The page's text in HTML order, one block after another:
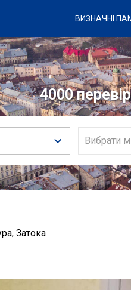
ВИЗНАЧНІ
4000
Вибрати
Затока